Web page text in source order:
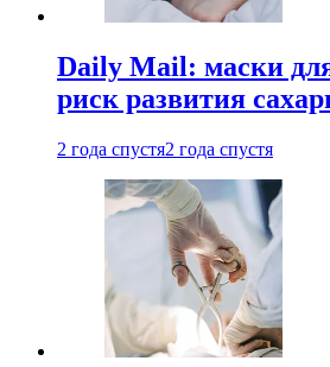
Daily Mail: маски
риск развития
2 года спустя2 года спустя